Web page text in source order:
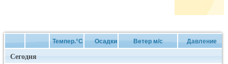
Темпер.°C Осадки Ветер м/с Давление
Сегодня